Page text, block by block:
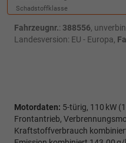
Schadstoffklasse
Fahrzeugnr.: 388556,
Landesversion: EU - Europa,
Motordaten: 5-türig, 110 kW
Frontantrieb,
Kraftstoffverbrauch